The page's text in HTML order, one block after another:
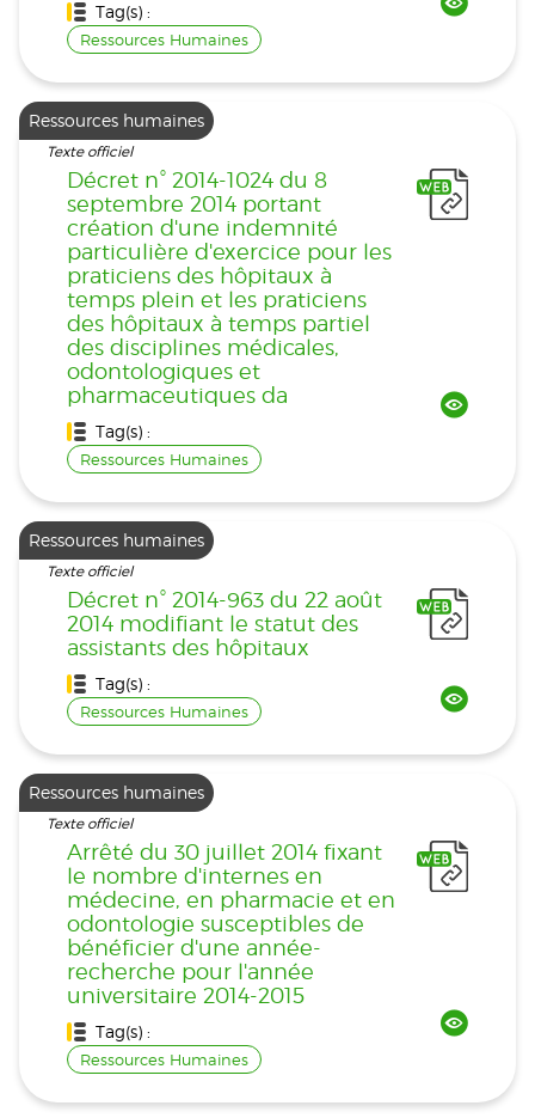
Tag(s) :
Ressources Humaines
Ressources humaines
Texte officiel
Décret n° 2014-1024 du 8
septembre 2014 portant
création d'une indemnité
particulière d'exercice pour les
praticiens des hôpitaux à
temps plein et les praticiens
des hôpitaux à temps partiel
des disciplines médicales,
odontologiques et
pharmaceutiques da
Tag(s) :
Ressources Humaines
Ressources humaines
Texte officiel
Décret n° 2014-963 du 22 août
2014 modifiant le statut des
assistants des hôpitaux
Tag(s) :
Ressources Humaines
Ressources humaines
Texte officiel
Arrêté du 30 juillet 2014 fixant
le nombre d'internes en
médecine, en pharmacie et en
odontologie susceptibles de
bénéficier d'une année-
recherche pour l'année
universitaire 2014-2015
Tag(s) :
Ressources Humaines